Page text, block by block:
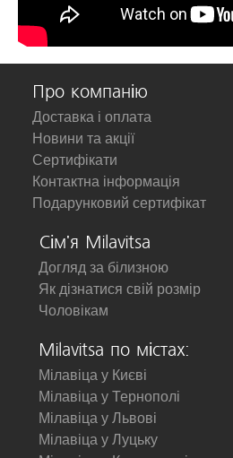
Про компанію
Доставка і оплата
Новини та акції
Сертифікати
Контактна інформація
Подарунковий сертифікат
Сім'я Milavitsa
Догляд за білизною
Як дізнатися свій розмір
Чоловікам
Milavitsa по містах:
Мілавіца у Києві
Мілавіца у Тернополі
Мілавіца у Львові
Мілавіца у Луцьку